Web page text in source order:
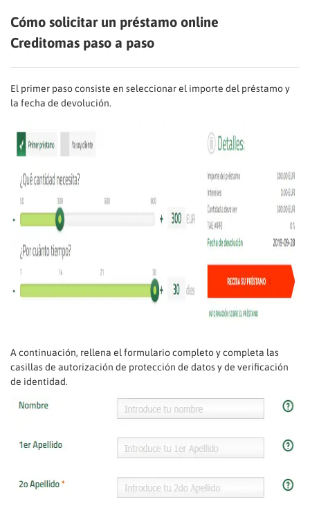
Cómo solicitar un préstamo online
Creditomas paso a paso
El primer paso consiste en seleccionar el importe del préstamo y
la fecha de devolución.
A continuación, rellena el formulario completo y completa las
casillas de autorización de protección de datos y de verificación
de identidad.